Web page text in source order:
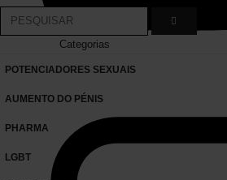
Categorias
POTENCIADORES SEXUAIS
AUMENTO DO PÉNIS
PHARMA
LGBT